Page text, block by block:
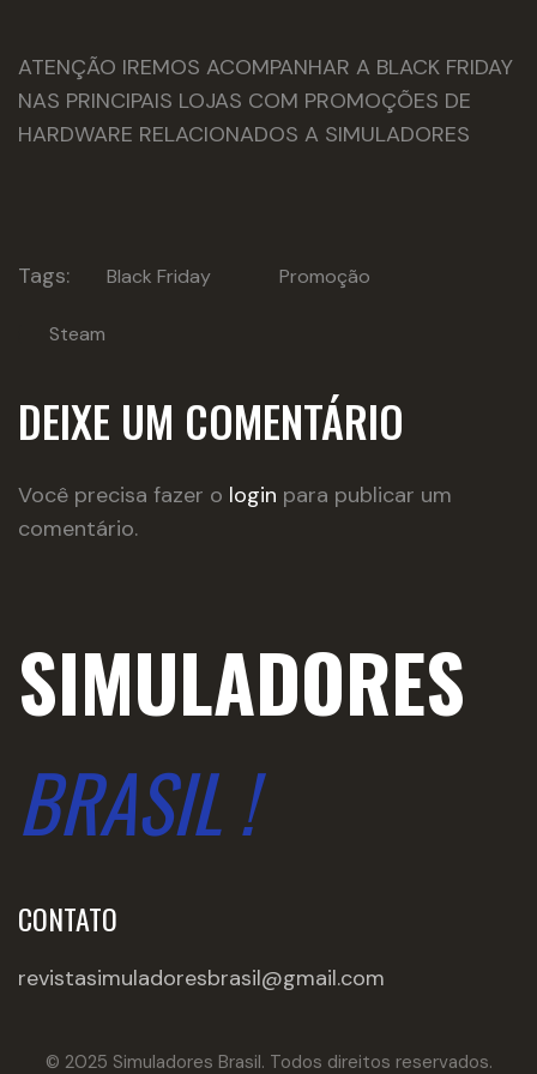
ATENÇÃO IREMOS ACOMPANHAR A BLACK FRIDAY
NAS PRINCIPAIS LOJAS COM PROMOÇÕES DE
HARDWARE RELACIONADOS A SIMULADORES
Tags: Black Friday Promoção
Steam
DEIXE UM COMENTÁRIO
Você precisa fazer o login para publicar um
comentário.
SIMULADORES
BRASIL !
CONTATO
revistasimuladoresbrasil@gmail.com
© 2025 Simuladores Brasil. Todos direitos reservados.